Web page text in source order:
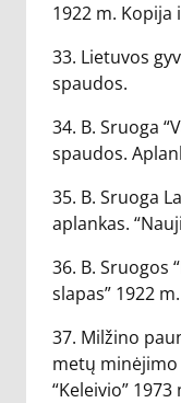
1922 m. Kopija
33. Lietuvos
spaudos.
34. B. Sruoga
spaudos.
35. B. Sruoga
aplankas.
36. B. Sruogos
slapas” 1922
37. Milžino
metų minėjimo
“Keleivio” 1973